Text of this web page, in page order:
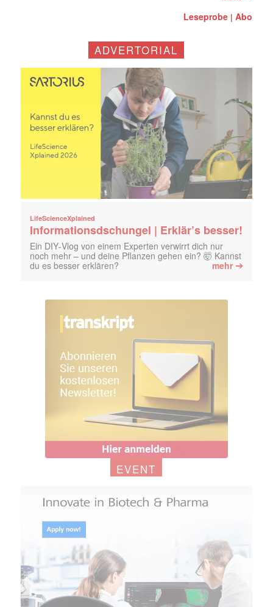
Leseprobe |Abo
ADVERTORIAL
LifeScienceXplained
Informationsdschungel | Erklär’s besser!
Ein DIY‑Vlog von einem Experten verwirrt dich nur
noch mehr – und deine Pflanzen gehen ein? 🤯 Kannst
du es besser erklären?
mehr ➔
EVENT